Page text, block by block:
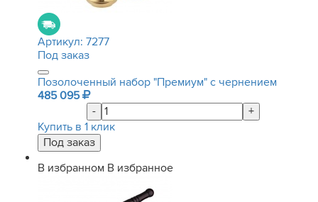
Артикул: 7277
Под заказ
Позолоченный набор "Премиум" с чернением
485 095
-
+
Купить в 1 клик
В избранном В избранное